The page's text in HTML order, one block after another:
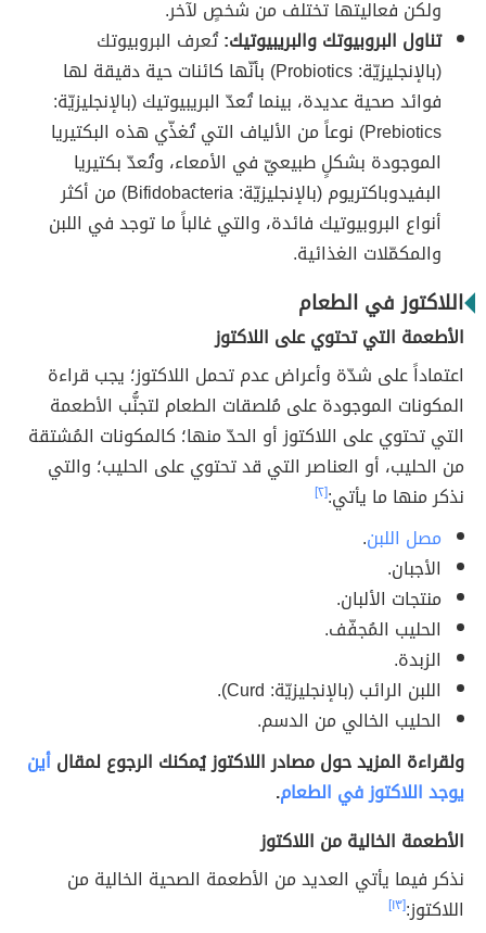
ولكن فعاليتها تختلف من شخصٍ لآخر.
تناول البروبيوتك والبريبيوتيك:تُعرف البروبيوتك
(بالإنجليزيّة: Probiotics) بأنّها كائنات حية دقيقة لها
فوائد صحية عديدة، بينما تُعدّ البريبيوتيك (بالإنجليزيّة:
Prebiotics) نوعاً من الألياف التي تُغذّي هذه البكتيريا
الموجودة بشكلٍ طبيعيّ في الأمعاء، وتُعدّ بكتيريا
البفيدوباكتريوم (بالإنجليزيّة: Bifidobacteria) من أكثر
أنواع البروبيوتيك فائدة، والتي غالباً ما توجد في اللبن
والمكمّلات الغذائية.
اللاكتوز في الطعام
الأطعمة التي تحتوي على اللاكتوز
اعتماداً على شدّة وأعراض عدم تحمل اللاكتوز؛ يجب قراءة
المكونات الموجودة على مُلصقات الطعام لتجنُّب الأطعمة
التي تحتوي على اللاكتوز أو الحدّ منها؛ كالمكونات المُشتقة
من الحليب، أو العناصر التي قد تحتوي على الحليب؛ والتي
نذكر منها ما يأتي:[٢]
مصل اللبن.
الأجبان.
منتجات الألبان.
الحليب المُجفّف.
الزبدة.
اللبن الرائب (بالإنجليزيّة: Curd).
الحليب الخالي من الدسم.
ولقراءة المزيد حول مصادر اللاكتوز يُمكنك الرجوع لمقالأين
يوجد اللاكتوز في الطعام.
الأطعمة الخالية من اللاكتوز
نذكر فيما يأتي العديد من الأطعمة الصحية الخالية من
اللاكتوز:[١٣]